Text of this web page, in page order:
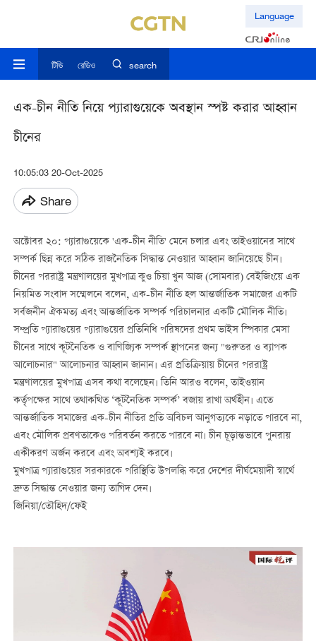
Language
টিভি রেডিও search
এক-চীন নীতি নিয়ে প্যারাগুয়েকে অবস্থান স্পষ্ট করার আহ্বান
চীনের
10:05:03 20-Oct-2025
Share
অক্টোবর ২০: প্যারাগুয়েকে 'এক-চীন নীতি' মেনে চলার এবং তাইওয়ানের সাথে
সম্পর্ক ছিন্ন করে সঠিক রাজনৈতিক সিদ্ধান্ত নেওয়ার আহ্বান জানিয়েছে চীন।
চীনের পররাষ্ট্র মন্ত্রণালয়ের মুখপাত্র কুও চিয়া খুন আজ (সোমবার) বেইজিংয়ে এক
নিয়মিত সংবাদ সম্মেলনে বলেন, এক-চীন নীতি হল আন্তর্জাতিক সমাজের একটি
সর্বজনীন ঐকমত্য এবং আন্তর্জাতিক সম্পর্ক পরিচালনার একটি মৌলিক নীতি।
সম্প্রতি প্যারাগুয়ের প্যারাগুয়ের প্রতিনিধি পরিষদের প্রথম ভাইস স্পিকার মেসা
চীনের সাথে কূটনৈতিক ও বাণিজ্যিক সম্পর্ক স্থাপনের জন্য "গুরুতর ও ব্যাপক
আলোচনার" আলোচনার আহ্বান জানান। এর প্রতিক্রিয়ায় চীনের পররাষ্ট্র
মন্ত্রণালয়ের মুখপাত্র এসব কথা বলেছেন। তিনি আরও বলেন, তাইওয়ান
কর্তৃপক্ষের সাথে তথাকথিত ‘কূটনৈতিক সম্পর্ক’ বজায় রাখা অর্থহীন। এতে
আন্তর্জাতিক সমাজের এক-চীন নীতির প্রতি অবিচল আনুগত্যকে নড়াতে পারবে না,
এবং মৌলিক প্রবণতাকেও পরিবর্তন করতে পারবে না। চীন চূড়ান্তভাবে পুনরায়
একীকরণ অর্জন করবে এবং অবশ্যই করবে।
মুখপাত্র প্যারাগুয়ের সরকারকে পরিস্থিতি উপলব্ধি করে দেশের দীর্ঘমেয়াদী স্বার্থে
দ্রুত সিদ্ধান্ত নেওয়ার জন্য তাগিদ দেন।
জিনিয়া/তৌহিদ/ফেই